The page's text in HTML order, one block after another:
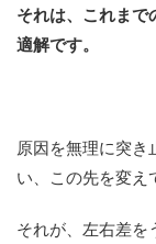
それは、 これまで
適解です。
原因を無理に突き
い、この先を変え
それが、左右差を